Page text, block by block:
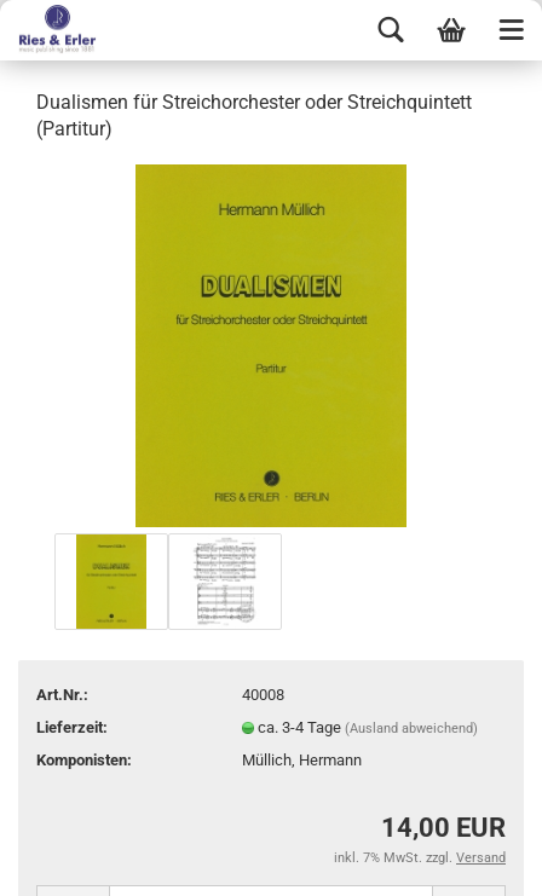
Dualismen für Streichorchester oder Streichquintett
(Partitur)
Art.Nr.:
40008
Lieferzeit:
ca. 3-4 Tage(Ausland abweichend)
Komponisten: Müllich, Hermann
14,00 EUR
inkl. 7% MwSt. zzgl. Versand